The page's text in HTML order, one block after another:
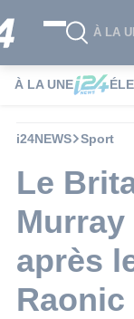
À LA
À LA UNE
i24NEWS Sport
Le
Murray
après
Raonic